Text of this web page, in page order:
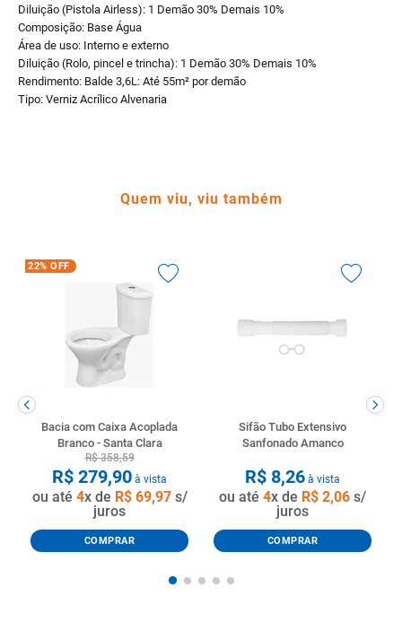
Diluição (Pistola Airless): 1 Demão 30% Demais 10%
Composição: Base Água
Área de uso: Interno e externo
Diluição (Rolo, pincel e trincha): 1 Demão 30% Demais 10%
Rendimento: Balde 3,6L: Até 55m² por demão
Tipo: Verniz Acrílico Alvenaria
Quem viu, viu também
22% OFF
Bacia com Caixa Acoplada
Branco - Santa Clara
R$ 358,59
R$ 279,90 à vista
ou até 4x de R$ 69,97s/
juros
COMPRAR
Sifão Tubo Extensivo
Sanfonado Amanco
R$ 8,26 à vista
ou até 4x de R$ 2,06 s/
juros
COMPRAR